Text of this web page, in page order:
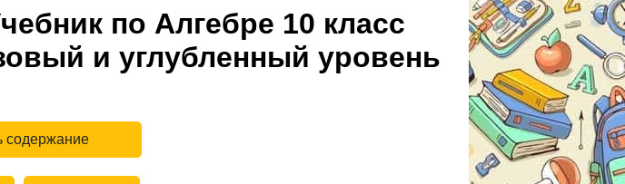
по Алгебре 10 класс
и углубленный уровень
содержание